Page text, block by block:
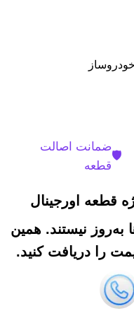
🛡️
ضمانت اصالت
قطعه
قطعه اورجینال
به‌روز نیستند. همین
را دریافت کنید.